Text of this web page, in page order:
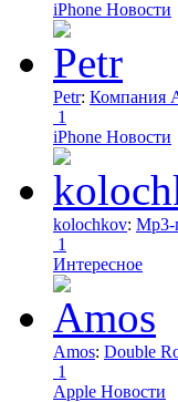
iPhone Новости
Petr: Компания
1
iPhone Новости
kolochkov: Mp3-
1
Интересное
Amos: Double
1
Apple Новости